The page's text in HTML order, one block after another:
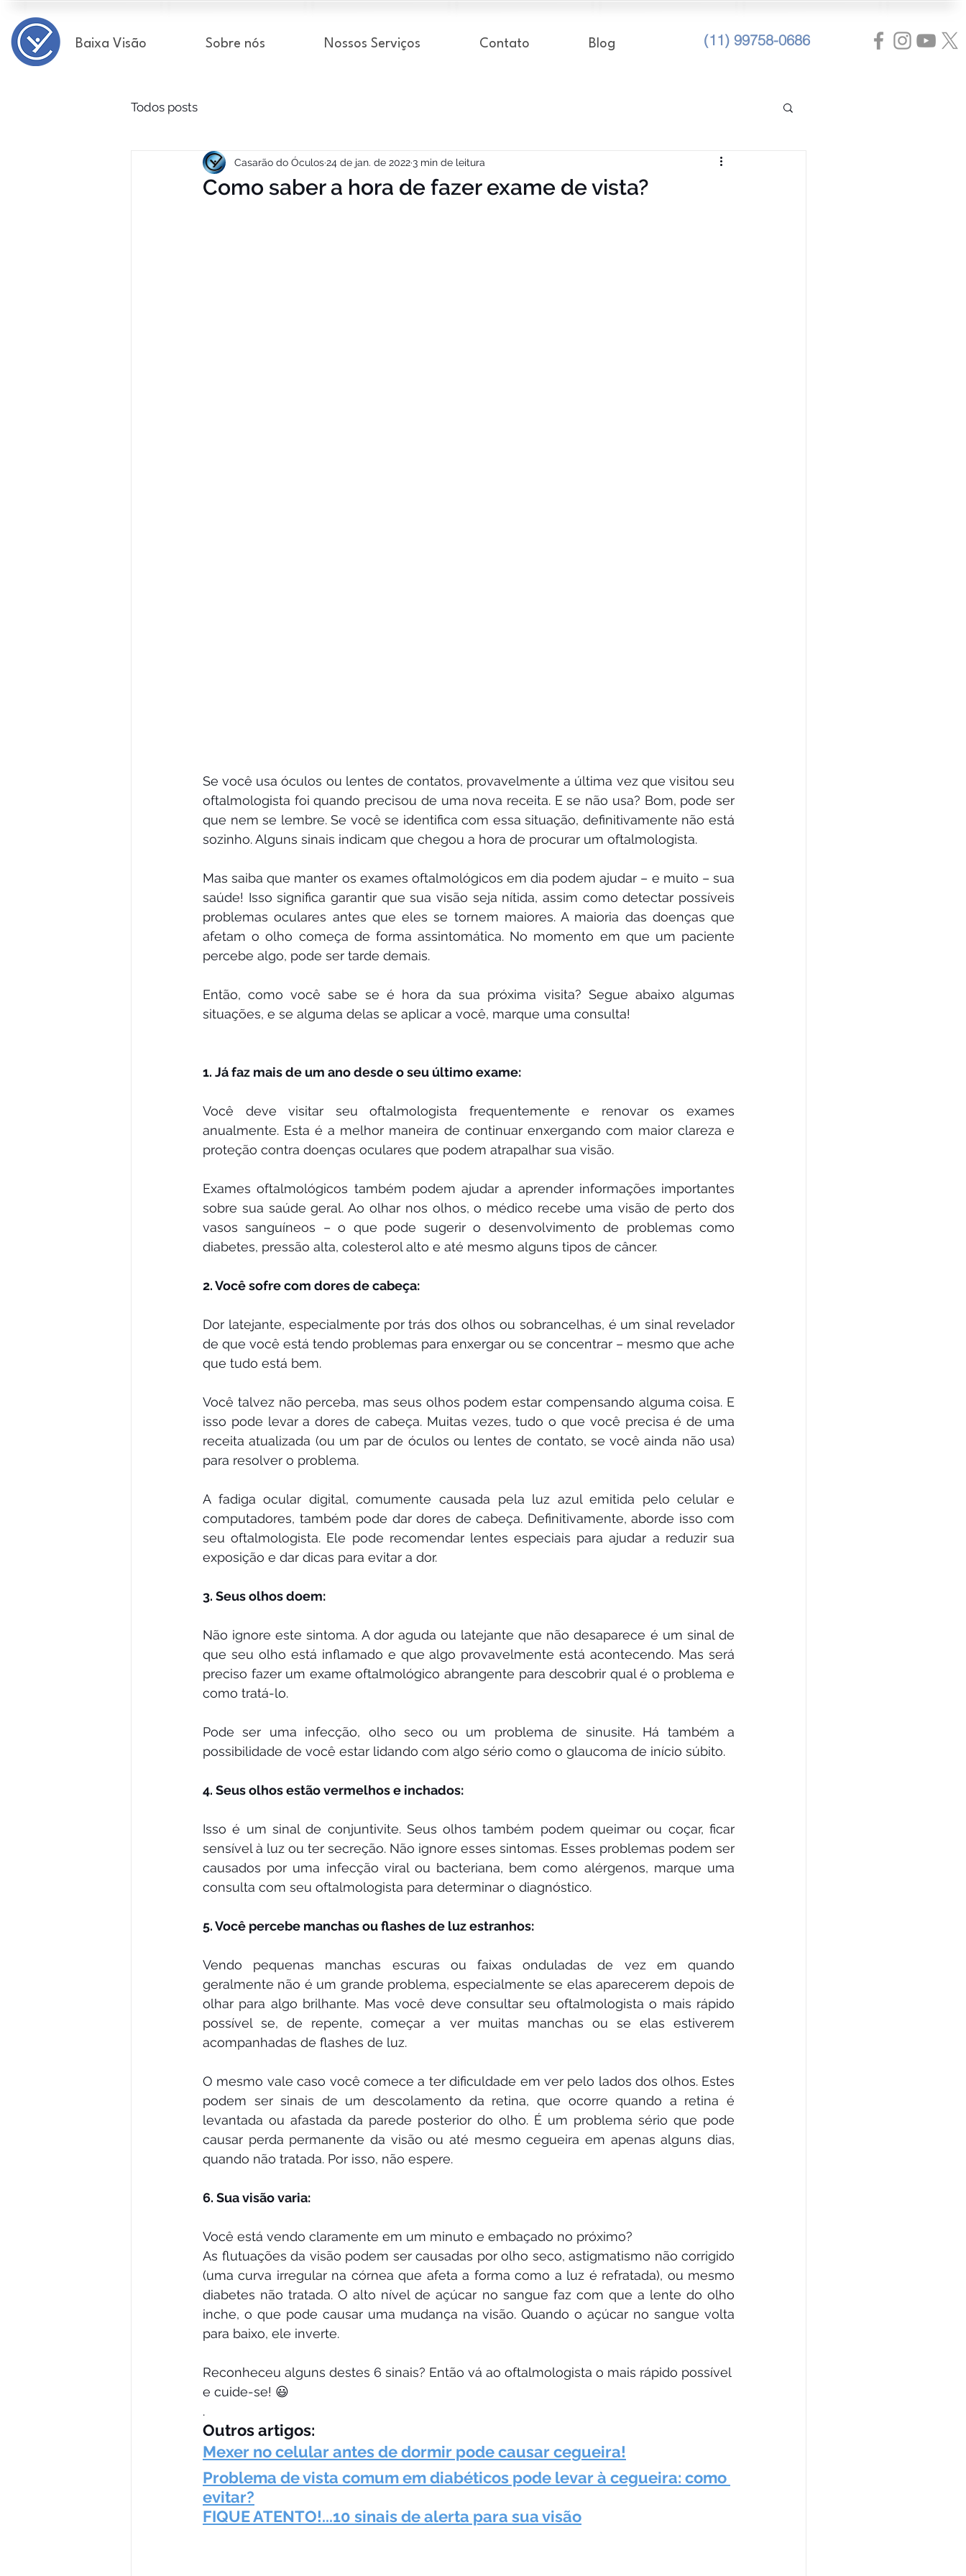
Baixa Visão Sobre nós Nossos Serviços Contato Blog (11) 99758-0686
Todos posts
Como saber a hora de fazer exame de vista?
Casarão do Óculos24 de jan. de 20223 min de leitura
Se você usa óculos ou lentes de contatos, provavelmente a última vez que visitou seu
oftalmologista foi quando precisou de uma nova receita. E se não usa? Bom, pode ser
que nem se lembre. Se você se identifica com essa situação, definitivamente não está
sozinho. Alguns sinais indicam que chegou a hora de procurar um oftalmologista.
Mas saiba que manter os exames oftalmológicos em dia podem ajudar – e muito – sua
saúde! Isso significa garantir que sua visão seja nítida, assim como detectar possíveis
problemas oculares antes que eles se tornem maiores. A maioria das doenças que
afetam o olho começa de forma assintomática. No momento em que um paciente
percebe algo, pode ser tarde demais.
Então, como você sabe se é hora da sua próxima visita? Segue abaixo algumas
situações, e se alguma delas se aplicar a você, marque uma consulta!
1. Já faz mais de um ano desde o seu último exame:
Você deve visitar seu oftalmologista frequentemente e renovar os exames
anualmente. Esta é a melhor maneira de continuar enxergando com maior clareza e
proteção contra doenças oculares que podem atrapalhar sua visão.
Exames oftalmológicos também podem ajudar a aprender informações importantes
sobre sua saúde geral. Ao olhar nos olhos, o médico recebe uma visão de perto dos
vasos sanguíneos – o que pode sugerir o desenvolvimento de problemas como
diabetes, pressão alta, colesterol alto e até mesmo alguns tipos de câncer.
2. Você sofre com dores de cabeça:
Dor latejante, especialmente por trás dos olhos ou sobrancelhas, é um sinal revelador
de que você está tendo problemas para enxergar ou se concentrar – mesmo que ache
que tudo está bem.
Você talvez não perceba, mas seus olhos podem estar compensando alguma coisa. E
isso pode levar a dores de cabeça. Muitas vezes, tudo o que você precisa é de uma
receita atualizada (ou um par de óculos ou lentes de contato, se você ainda não usa)
para resolver o problema.
A fadiga ocular digital, comumente causada pela luz azul emitida pelo celular e
computadores, também pode dar dores de cabeça. Definitivamente, aborde isso com
seu oftalmologista. Ele pode recomendar lentes especiais para ajudar a reduzir sua
exposição e dar dicas para evitar a dor.
3. Seus olhos doem:
Não ignore este sintoma. A dor aguda ou latejante que não desaparece é um sinal de
que seu olho está inflamado e que algo provavelmente está acontecendo. Mas será
preciso fazer um exame oftalmológico abrangente para descobrir qual é o problema e
como tratá-lo.
Pode ser uma infecção, olho seco ou um problema de sinusite. Há também a
possibilidade de você estar lidando com algo sério como o glaucoma de início súbito.
4. Seus olhos estão vermelhos e inchados:
Isso é um sinal de conjuntivite. Seus olhos também podem queimar ou coçar, ficar
sensível à luz ou ter secreção. Não ignore esses sintomas. Esses problemas podem ser
causados por uma infecção viral ou bacteriana, bem como alérgenos, marque uma
consulta com seu oftalmologista para determinar o diagnóstico.
5. Você percebe manchas ou flashes de luz estranhos:
Vendo pequenas manchas escuras ou faixas onduladas de vez em quando
geralmente não é um grande problema, especialmente se elas aparecerem depois de
olhar para algo brilhante. Mas você deve consultar seu oftalmologista o mais rápido
possível se, de repente, começar a ver muitas manchas ou se elas estiverem
acompanhadas de flashes de luz.
O mesmo vale caso você comece a ter dificuldade em ver pelo lados dos olhos. Estes
podem ser sinais de um descolamento da retina, que ocorre quando a retina é
levantada ou afastada da parede posterior do olho. É um problema sério que pode
causar perda permanente da visão ou até mesmo cegueira em apenas alguns dias,
quando não tratada. Por isso, não espere.
6. Sua visão varia:
Você está vendo claramente em um minuto e embaçado no próximo?
As flutuações da visão podem ser causadas por olho seco, astigmatismo não corrigido
(uma curva irregular na córnea que afeta a forma como a luz é refratada), ou mesmo
diabetes não tratada. O alto nível de açúcar no sangue faz com que a lente do olho
inche, o que pode causar uma mudança na visão. Quando o açúcar no sangue volta
para baixo, ele inverte.
Reconheceu alguns destes 6 sinais? Então vá ao oftalmologista o mais rápido possível
e cuide-se! 😃
.
Outros artigos:
Mexer no celular antes de dormir pode causar cegueira!
Problema de vista comum em diabéticos pode levar à cegueira: como
evitar?
FIQUE ATENTO!...10 sinais de alerta para sua visão